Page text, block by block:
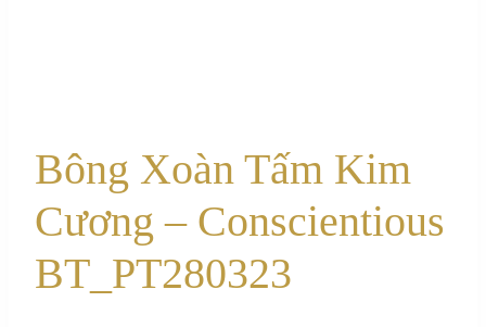
Bông Xoàn Tấm Kim
Cương – Conscientious
BT_PT280323